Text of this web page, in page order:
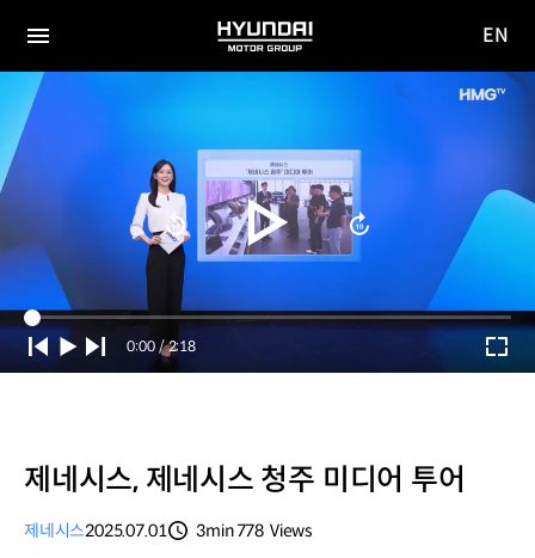
전체
메뉴
HYUNDAI
MOTOR
사이
EN
Current
Time
0:00 / Duration
2:18
제네시스, 제네시스 청주 미디어 투어
제네시스2025.07.01
3min778 Views